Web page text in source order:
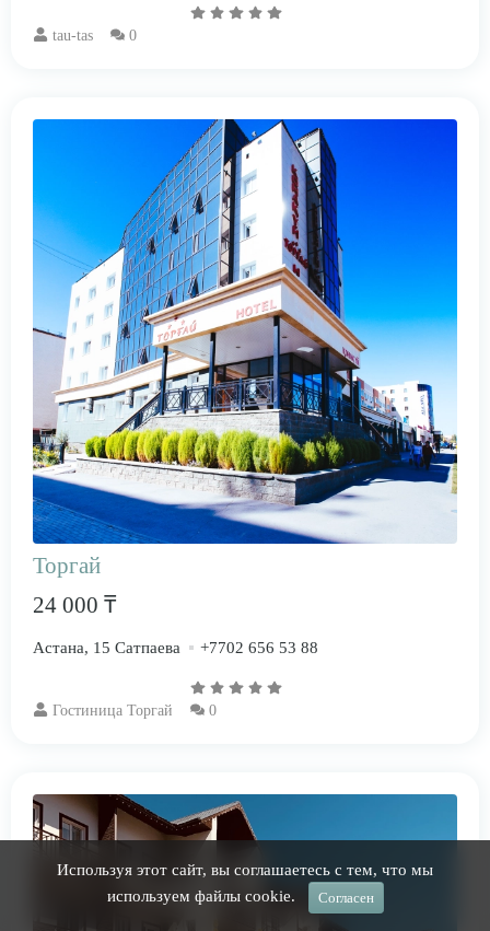
tau-tas 0
Торгай
24 000 ₸
Астана, 15 Сатпаева +7702 656 53 88
Гостиница Торгай 0
Используя этот сайт, вы соглашаетесь с тем, что мы
используем файлы cookie.
Согласен